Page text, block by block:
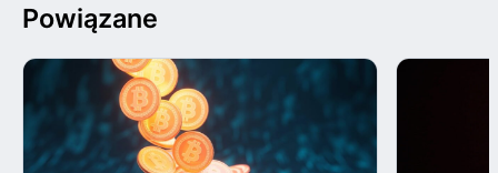
Powiązane